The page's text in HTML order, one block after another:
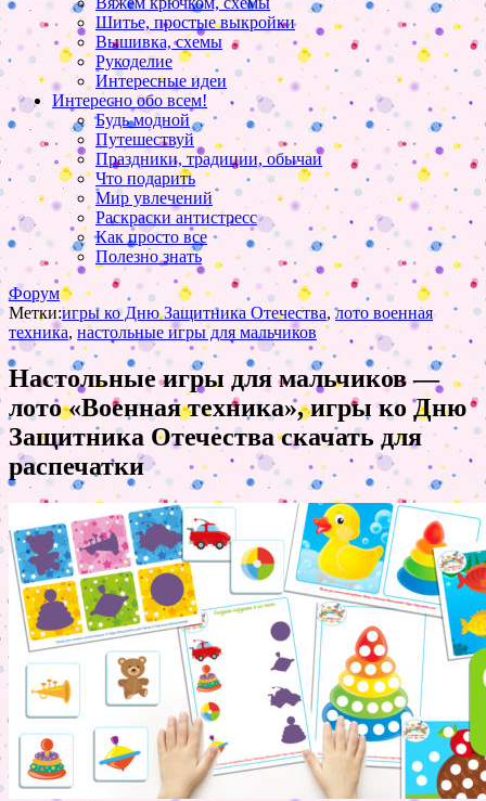
Шитье, простые выкройки
Вышивка, схемы
Рукоделие
Интересные идеи
Интересно обо всем!
Будь модной
Путешествуй
Праздники, традиции, обычаи
Что подарить
Мир увлечений
Раскраски антистресс
Как просто все
Полезно знать
Форум
Метки:игры ко Дню Защитника Отечества,лото военная
техника, настольные игры для мальчиков
Настольные игры для мальчиков —
лото «Военная техника», игры ко Дню
Защитника Отечества скачать для
распечатки